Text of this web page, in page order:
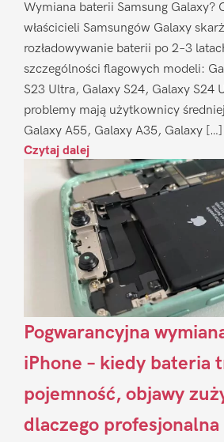
Wymiana baterii Samsung Galaxy?
właścicieli Samsungów Galaxy
rozładowywanie baterii po 2–3
szczególności flagowych modeli:
S23 Ultra, Galaxy S24, Galaxy S24
problemy mają użytkownicy
Galaxy A55, Galaxy A35, Galaxy […]
Czytaj dalej
Pogwarancyjna
iPhone – kiedy bateria
pojemność, objawy
dlaczego profesjonalna